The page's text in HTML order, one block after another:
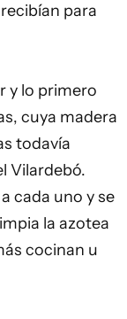
para
y lo primero
cuya madera
todavía
Vilardebó.
cada uno y se
la azotea
cocinan u